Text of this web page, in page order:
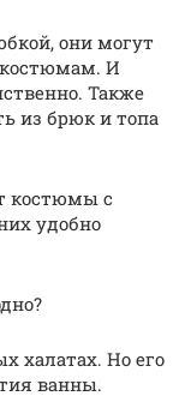
они могут
костюмам. И
Также
из брюк и топа
костюмы с
удобно
халатах. Но его
ванны.